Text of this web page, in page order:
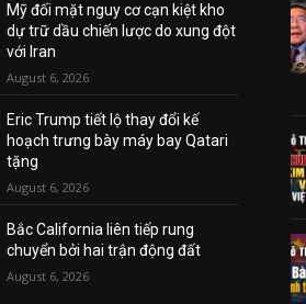
Mỹ đối mặt nguy cơ cạn kiệt kho
dự trữ dầu chiến lược do xung đột
với Iran
August 6, 2026
Eric Trump tiết lộ thay đổi kế
hoạch trưng bày máy bay Qatari
tặng
August 6, 2026
Bắc California liên tiếp rung
chuyển bởi hai trận động đất
August 6, 2026